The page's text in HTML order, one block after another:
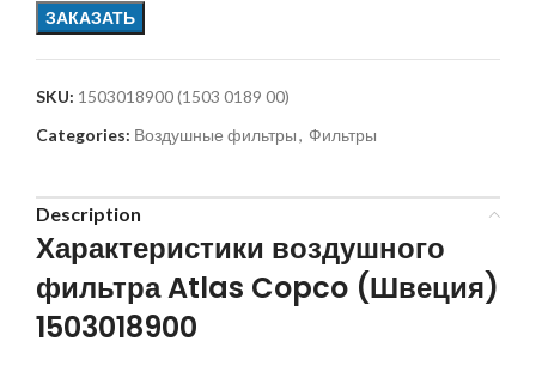
ЗАКАЗАТЬ
SKU: 1503018900 (1503 0189 00)
Categories: Воздушные фильтры, Фильтры
Description
Характеристики воздушного
фильтра Atlas Copco (Швеция)
1503018900